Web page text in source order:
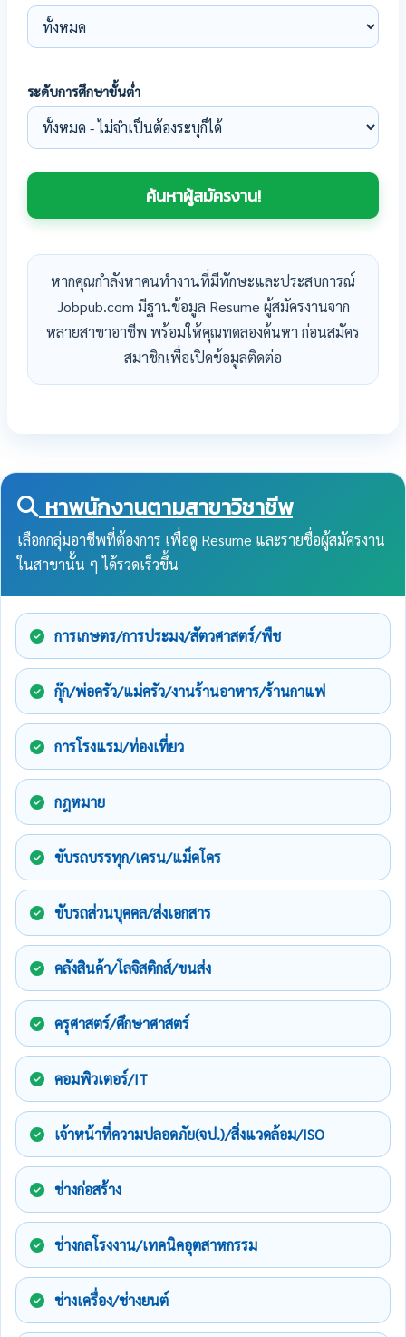
ระดับการศึกษาขั้นต่ำ
หากคุณกำลังหาคนทำงานที่มีทักษะและประสบการณ์
Jobpub.com มีฐานข้อมูล Resume ผู้สมัครงานจาก
หลายสาขาอาชีพ พร้อมให้คุณทดลองค้นหา ก่อนสมัคร
สมาชิกเพื่อเปิดข้อมูลติดต่อ
หาพนักงานตามสาขาวิชาชีพ
เลือกกลุ่มอาชีพที่ต้องการ เพื่อดู Resume และรายชื่อผู้สมัครงาน
ในสาขานั้น ๆ ได้รวดเร็วขึ้น
การเกษตร/การประมง/สัตวศาสตร์/พืช
กุ๊ก/พ่อครัว/แม่ครัว/งานร้านอาหาร/ร้านกาแฟ
การโรงแรม/ท่องเที่ยว
กฎหมาย
ขับรถบรรทุก/เครน/แม็คโคร
ขับรถส่วนบุคคล/ส่งเอกสาร
คลังสินค้า/โลจิสติกส์/ขนส่ง
ครุศาสตร์/ศึกษาศาสตร์
คอมพิวเตอร์/IT
เจ้าหน้าที่ความปลอดภัย(จป.)/สิ่งแวดล้อม/ISO
ช่างก่อสร้าง
ช่างกลโรงงาน/เทคนิคอุตสาหกรรม
ช่างเครื่อง/ช่างยนต์